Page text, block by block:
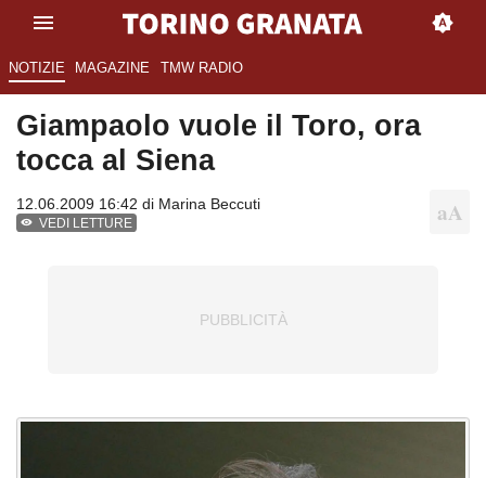
NOTIZIE MAGAZINE TMW RADIO
Giampaolo vuole il Toro, ora
tocca al Siena
12.06.2009 16:42 di Marina Beccuti
VEDI LETTURE